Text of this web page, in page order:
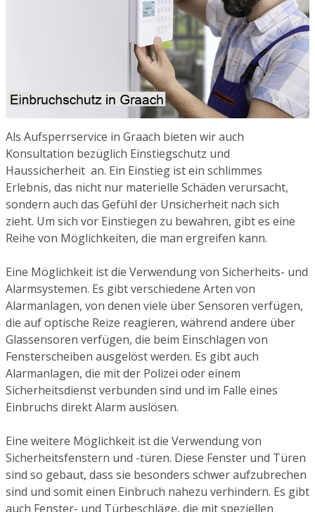
Als Aufsperrservice in Graach bieten wir auch
Konsultation bezüglich Einstiegschutz und
Haussicherheit an. Ein Einstieg ist ein schlimmes
Erlebnis, das nicht nur materielle Schäden verursacht,
sondern auch das Gefühl der Unsicherheit nach sich
zieht. Um sich vor Einstiegen zu bewahren, gibt es eine
Reihe von Möglichkeiten, die man ergreifen kann.
Eine Möglichkeit ist die Verwendung von Sicherheits- und
Alarmsystemen. Es gibt verschiedene Arten von
Alarmanlagen, von denen viele über Sensoren verfügen,
die auf optische Reize reagieren, während andere über
Glassensoren verfügen, die beim Einschlagen von
Fensterscheiben ausgelöst werden. Es gibt auch
Alarmanlagen, die mit der Polizei oder einem
Sicherheitsdienst verbunden sind und im Falle eines
Einbruchs direkt Alarm auslösen.
Eine weitere Möglichkeit ist die Verwendung von
Sicherheitsfenstern und -türen. Diese Fenster und Türen
sind so gebaut, dass sie besonders schwer aufzubrechen
sind und somit einen Einbruch nahezu verhindern. Es gibt
auch Fenster- und Türbeschläge, die mit speziellen